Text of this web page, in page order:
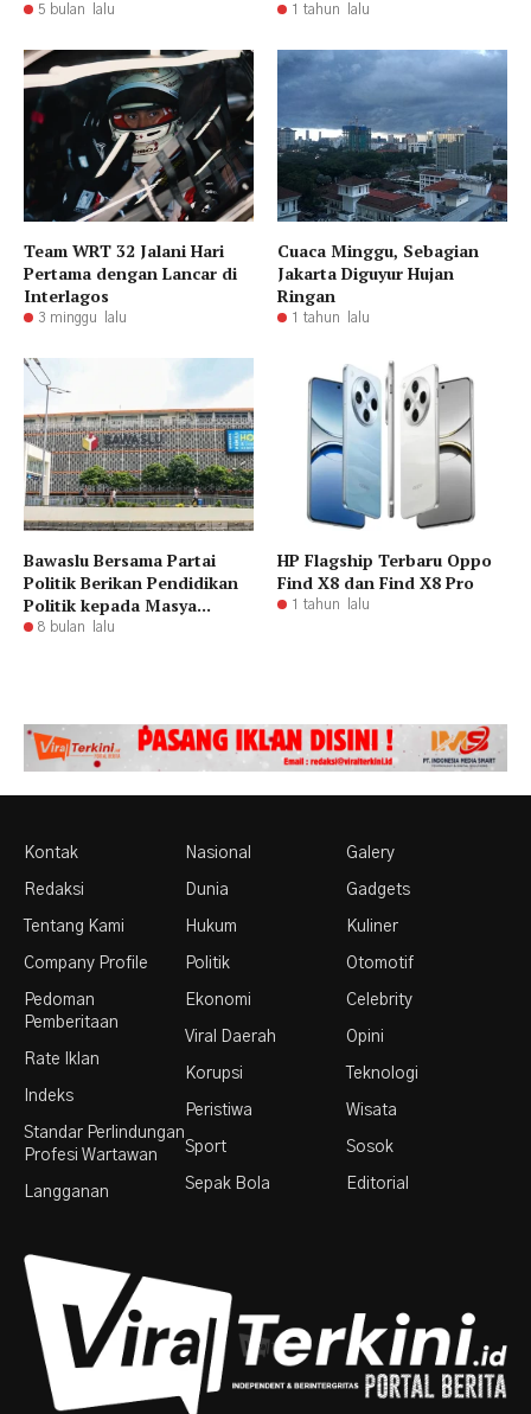
5 bulan lalu 1 tahun lalu
Team WRT 32 Jalani Hari
Pertama dengan Lancar di
Interlagos
3 minggu lalu
Cuaca Minggu, Sebagian
Jakarta Diguyur Hujan
Ringan
1 tahun lalu
Bawaslu Bersama Partai
Politik Berikan Pendidikan
Politik kepada Masya...
8 bulan lalu
HP Flagship Terbaru Oppo
Find X8 dan Find X8 Pro
1 tahun lalu
Kontak
Redaksi
Tentang Kami
Company Profile
Pedoman
Pemberitaan
Rate Iklan
Indeks
Standar Perlindungan
Profesi Wartawan
Langganan
Nasional
Dunia
Hukum
Politik
Ekonomi
Viral Daerah
Korupsi
Peristiwa
Sport
Sepak Bola
Galery
Gadgets
Kuliner
Otomotif
Celebrity
Opini
Teknologi
Wisata
Sosok
Editorial